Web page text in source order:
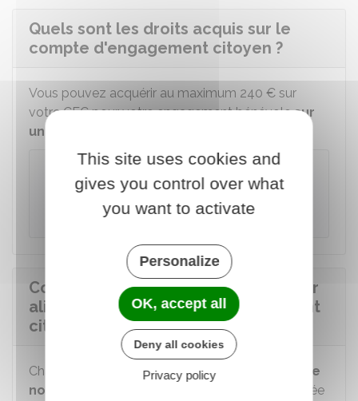
Quels sont les droits acquis sur le
compte d'engagement citoyen ?
Vous pouvez acquérir au maximum 240 € sur
votre CEC pour votre engagement bénévolesur
une même année civile
À savoir
Le montant des droits acquis sur le CEC est
720 €.
Comment déclarer ses activités pour
alimenter son compte d'engagement
citoyen ?
Chaque année, vous devezdéclarer en ligne le
nombre d'heures réalisées
au cours de l'année
This site uses cookies and
gives you control over what
you want to activate
Personalize
OK, accept all
Deny all cookies
Privacy policy